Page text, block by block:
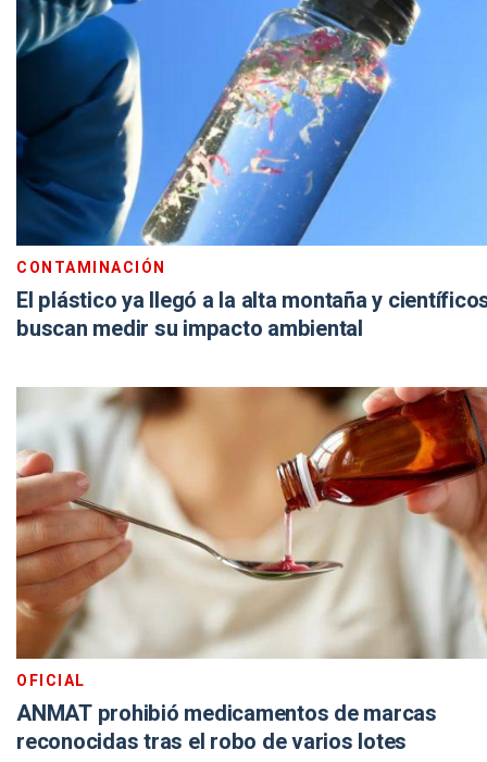
CONTAMINACIÓN
El plástico ya llegó a la alta montaña y
buscan medir su impacto ambiental
OFICIAL
ANMAT prohibió medicamentos de marcas
reconocidas tras el robo de varios lotes